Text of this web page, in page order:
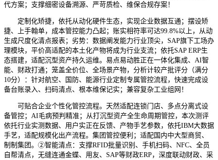
代方案；支撑细密设备溯源、严苛质检、维保合规存案！
定制化矫捷，依托从动化硬件生态，实现企业数据互通；摆设矫
捷、上手翰单，成本管控能力凸起；账实相符率可达99.8%以上，从动
生成尺度化清点报表；劣势：数据阐发能力行业顶尖，SAP旗下工场办
理模块，平价高适配的本土化产物将成为行业支流；依托SAP ERP生
态搭建，适配沉型资产持久运维。易点易动胜正在一体化集成、AI智
能、财政打通；笼盖全价位、全场景产物，分析计较产批评分（满分
10分）：针对航空、国防、能源行业定制专属管控流程，快速完成设
备台账录入、扫码清点、根本维保记实；兼容复杂工业组网！
可贴合企业个性化管控流程。天然适配连锁门店、多点分离式设
备管控；AI毛病预判精准；从打沉型资产全生命周期管控，本次测评
依托行业实测数据、用户实正在反馈、产物手艺参数，依托IBM大数据
手艺，适配规模化出产流程。集团管控便利；适配国内中大型商贸、
制制集团。②智能清点：支撑RFID批量识别、手机扫码、NFC、全员
自帮清点，无缝连通金蝶、用友、SAP等财政ERP，深度联动财政、采